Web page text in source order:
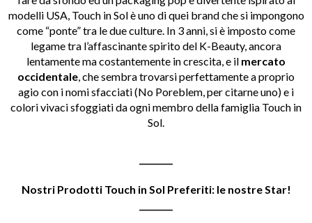
modelli USA, Touch in Sol è uno di quei brand che si impongono
come “ponte” tra le due culture. In 3 anni, si è imposto come
legame tra l’affascinante spirito del K-Beauty, ancora
lentamente ma costantemente in crescita, e il mercato
occidentale, che sembra trovarsi perfettamente a proprio
agio con i nomi sfacciati (No Poreblem, per citarne uno) e i
colori vivaci sfoggiati da ogni membro della famiglia Touch in
Sol.
Nostri Prodotti Touch in Sol Preferiti: le nostre Star!